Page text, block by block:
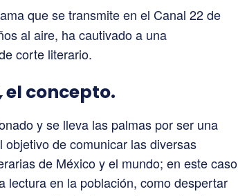
que se transmite en el Canal 22 de
al aire, ha cautivado a una
corte literario.
el concepto.
y se lleva las palmas por ser una
de comunicar las diversas
de México y el mundo; en este caso
lectura en la población, como despertar